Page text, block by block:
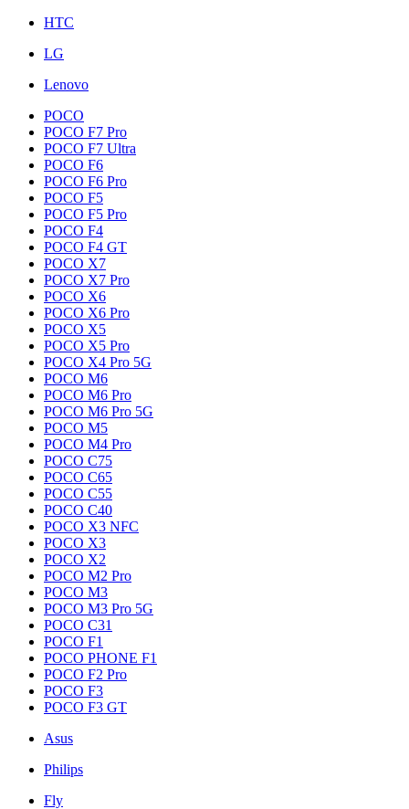
HTC
LG
Lenovo
POCO
POCO F7 Pro
POCO F7 Ultra
POCO F6
POCO F6 Pro
POCO F5
POCO F5 Pro
POCO F4
POCO F4 GT
POCO X7
POCO X7 Pro
POCO X6
POCO X6 Pro
POCO X5
POCO X5 Pro
POCO X4 Pro 5G
POCO M6
POCO M6 Pro
POCO M6 Pro 5G
POCO M5
POCO M4 Pro
POCO C75
POCO C65
POCO C55
POCO C40
POCO X3 NFC
POCO X3
POCO X2
POCO M2 Pro
POCO M3
POCO M3 Pro 5G
POCO C31
POCO F1
POCO PHONE F1
POCO F2 Pro
POCO F3
POCO F3 GT
Asus
Philips
Fly